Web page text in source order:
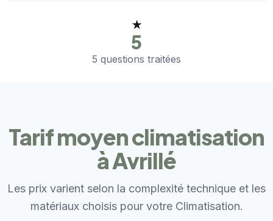
★
5
5 questions traitées
Tarif moyen climatisation
à Avrillé
Les prix varient selon la complexité technique et les
matériaux choisis pour votre Climatisation.